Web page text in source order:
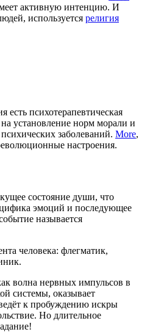
активную интенцию. И
используется религия
есть психотерапевтическая
на установление норм морали и
заболеваний. More,
настроения.
состояние души, что
эмоций и последующее
называется
человека: флегматик,
волна нервных импульсов в
системы, оказывает
к пробуждению искры
Но длительное